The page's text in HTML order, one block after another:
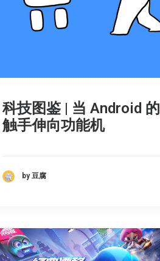
科技图鉴 | 当 Android 的
触手伸向功能机
by 豆腐